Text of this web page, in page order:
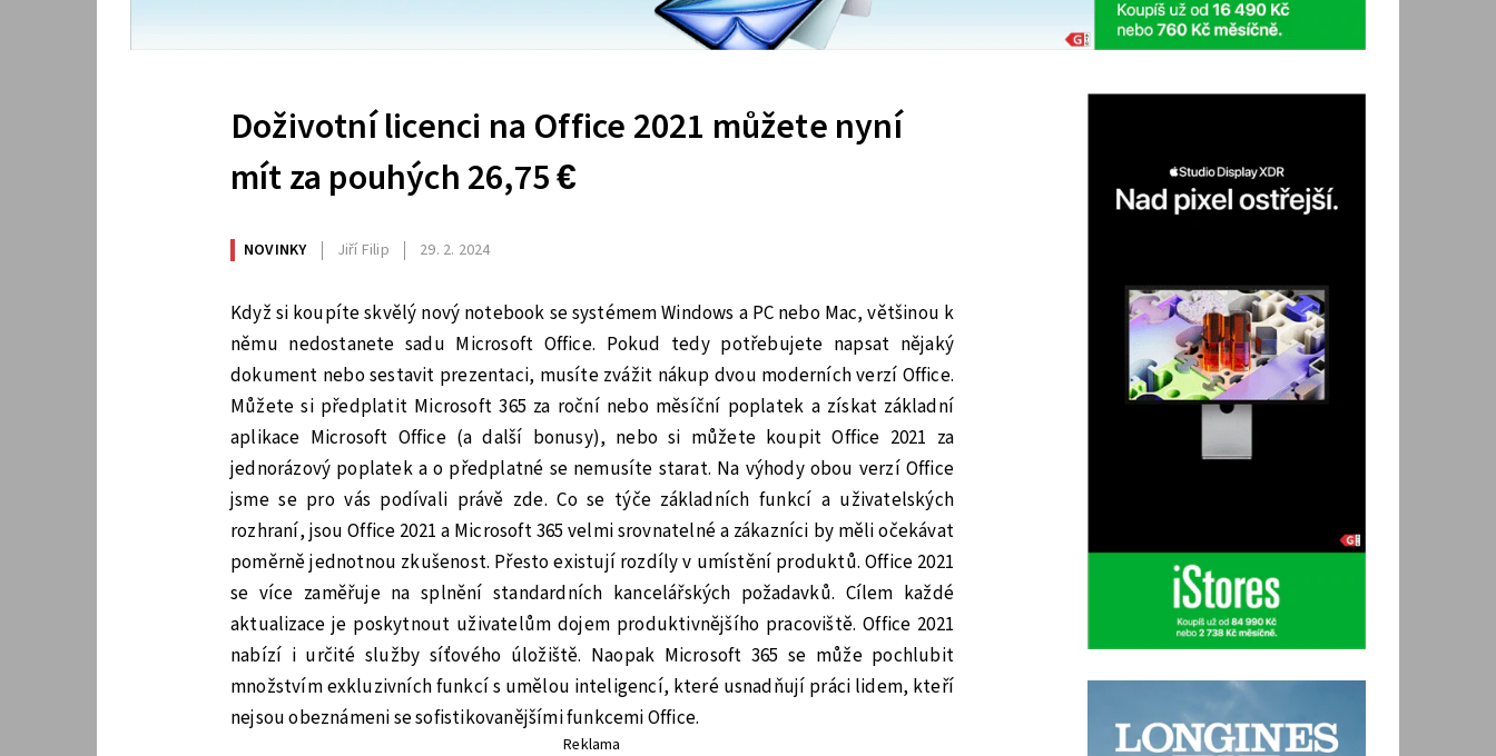
Doživotní licenci na Office 2021 můžete nyní
mít za pouhých 26,75 €
NOVINKY Jiří Filip 29. 2. 2024
Když si koupíte skvělý nový notebook se systémem Windows a PC nebo Mac, většinou k
němu nedostanete sadu Microsoft Office. Pokud tedy potřebujete napsat nějaký
dokument nebo sestavit prezentaci, musíte zvážit nákup dvou moderních verzí Office.
Můžete si předplatit Microsoft 365 za roční nebo měsíční poplatek a získat základní
aplikace Microsoft Office (a další bonusy), nebo si můžete koupit Office 2021 za
jednorázový poplatek a o předplatné se nemusíte starat. Na výhody obou verzí Office
jsme se pro vás podívali právě zde. Co se týče základních funkcí a uživatelských
rozhraní, jsou Office 2021 a Microsoft 365 velmi srovnatelné a zákazníci by měli očekávat
poměrně jednotnou zkušenost. Přesto existují rozdíly v umístění produktů. Office 2021
se více zaměřuje na splnění standardních kancelářských požadavků. Cílem každé
aktualizace je poskytnout uživatelům dojem produktivnějšího pracoviště. Office 2021
nabízí i určité služby síťového úložiště. Naopak Microsoft 365 se může pochlubit
množstvím exkluzivních funkcí s umělou inteligencí, které usnadňují práci lidem, kteří
nejsou obeznámeni se sofistikovanějšími funkcemi Office.
Reklama